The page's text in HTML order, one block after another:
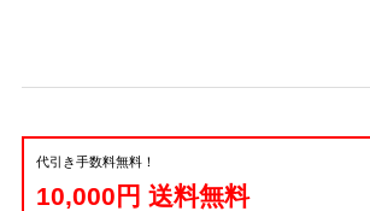
代引き手数料無料！
10,000円 送料無料